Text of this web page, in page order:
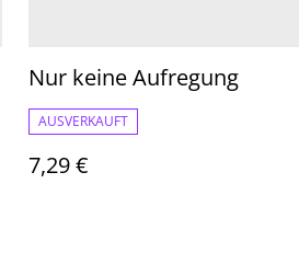
Nur keine Aufregung
AUSVERKAUFT
7,29 €